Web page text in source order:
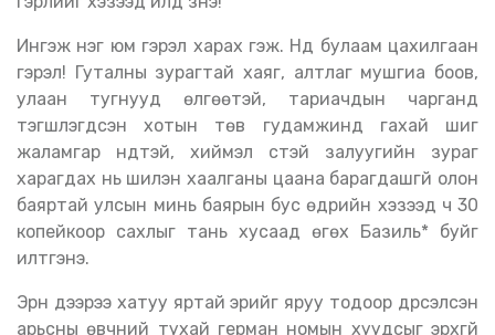
Ингэж нэг юм гэрэл харах гэж. Нүд булаам цахилгаан
гэрэл! Гуталны зурагтай хаяг, алтлаг мушгиа боов,
улаан тугнууд өлгөөтэй, тариачдын чарганд
тэгшлэгдсэн хотын төв гудамжинд гахай шиг
жаламгар нүдтэй, хиймэл үстэй залуугийн зураг
харагдах нь шилэн хаалганы цаана барагдашгүй олон
баяртай улсын минь баярын бус өдрийн хэзээд ч 30
копейкоор сахлыг тань хусаад өгөх Базиль* буйг
илтгэнэ.
Эрүүн дээрээ хатуу яртай эрийг яруу тодоор дүрсэлсэн
арьсны өвчний тухай герман номын хуудсыг эрхгүй